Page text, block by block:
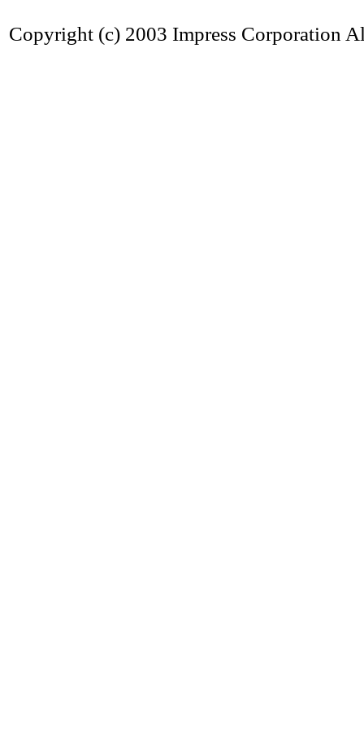
Copyright (c) 2003 Impress Corporation